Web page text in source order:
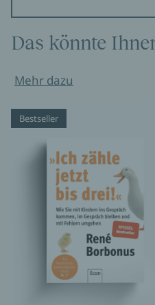
Das könnte
Mehr dazu
Bestseller